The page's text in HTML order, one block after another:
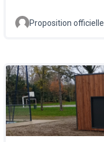
Proposition officielle